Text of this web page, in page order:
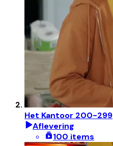
Het Kantoor 200-299
Aflevering
100 items